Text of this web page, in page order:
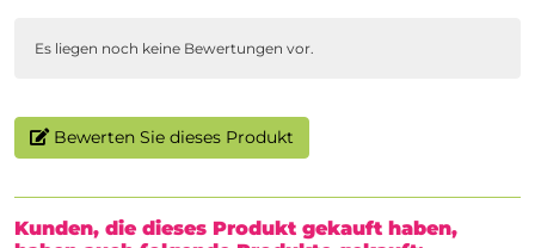
Es liegen noch keine Bewertungen vor.
Bewerten Sie dieses Produkt
Kunden, die dieses Produkt gekauft haben,